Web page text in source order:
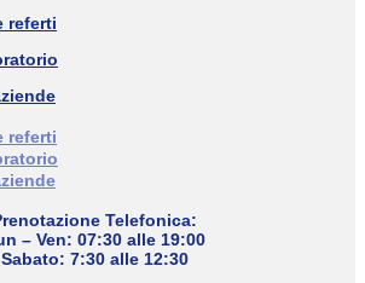
referti
referti
Telefonica:
– Ven: 07:30 alle 19:00
Sabato: 7:30 alle 12:30